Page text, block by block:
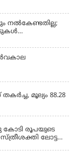
നൽകേണ്ടതില്ല;
മൂല്യം 88.28
ഒരു കോടി രൂപയുടെ
ലോട്ടറി